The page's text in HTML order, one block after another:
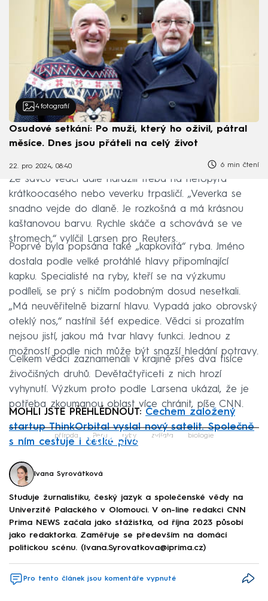
4 fotografií
Osudové setkání: Po muži, který ho oživil, pátral
měsíce. Dnes jsou přáteli na celý život
22. pro 2024, 08:40 6 min čtení
Ze savců vědci dále narazili třeba na netopýra
krátkoocasého nebo veverku trpasličí. „Veverka se
snadno vejde do dlaně. Je rozkošná a má krásnou
kaštanovou barvu. Rychle skáče a schovává se ve
stromech,“ vylíčil Larsen pro Reuters.
Poprvé byla popsána také „kapkovitá“ ryba. Jméno
dostala podle velké protáhlé hlavy připomínající
kapku. Specialisté na ryby, kteří se na výzkumu
podíleli, se prý s ničím podobným dosud nesetkali.
„Má neuvěřitelně bizarní hlavu. Vypadá jako obrovský
oteklý nos,“ nastínil šéf expedice. Vědci si prozatím
nejsou jistí, jakou má tvar hlavy funkci. Jednou z
možností podle nich může být snazší hledání potravy.
Celkem vědci zaznamenali v krajině přes dva tisíce
živočišných druhů. Devětačtyřiceti z nich hrozí
vyhynutí. Výzkum proto podle Larsena ukázal, že je
potřeba zkoumanou oblast více chránit, píše CNN.
MOHLI JSTE PŘEHLÉDNOUT: Čechem založený
startup ThinkOrbital vyslal nový satelit. Společně
s ním cestuje i české pivo
Failed to fetch
příroda Peru ryby zvířata biologie
Ivana Syrovátková
Studuje žurnalistiku, český jazyk a společenské vědy na
Univerzitě Palackého v Olomouci. V on-line redakci CNN
Prima NEWS začala jako stážistka, od října 2023 působí
jako redaktorka. Zaměřuje se především na domácí
politickou scénu. (Ivana.Syrovatkova@iprima.cz)
Pro tento článek jsou komentáře vypnuté